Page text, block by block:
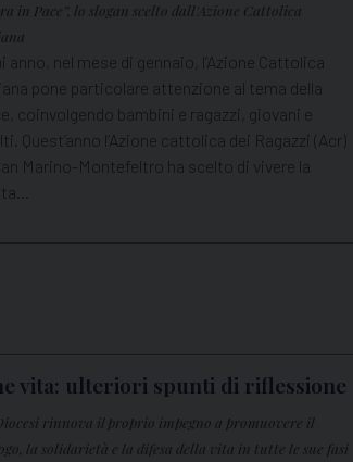
in Pace”, lo slogan scelto dall'Azione Cattolica
anno, nel mese di gennaio, l’Azione Cattolica
pone particolare attenzione al tema della
coinvolgendo bambini e ragazzi, giovani e
Quest’anno l’Azione cattolica dei Ragazzi (Acr)
Marino-Montefeltro ha scelto di vivere la
vita: ulteriori spunti di riflessione
rinnova il proprio impegno a promuovere il
la solidarietà e la difesa della vita in tutte le sue fasi